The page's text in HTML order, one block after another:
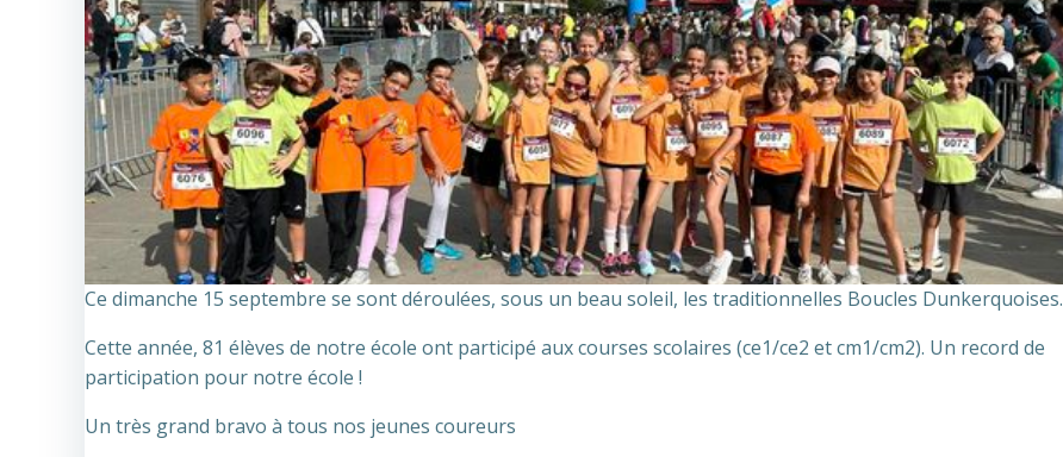
Ce dimanche 15 septembre se sont déroulées, sous un beau soleil, les traditionnelles Boucles Dunkerquoises.
Cette année, 81 élèves de notre école ont participé aux courses scolaires (ce1/ce2 et cm1/cm2). Un record de
participation pour notre école !
Un très grand bravo à tous nos jeunes coureurs